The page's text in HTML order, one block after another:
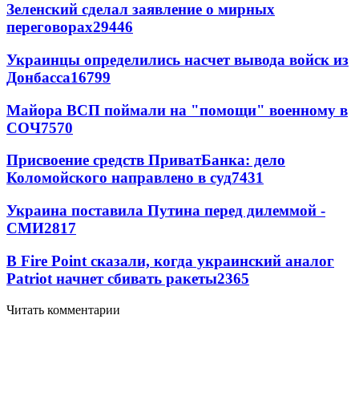
Зеленский сделал заявление о мирных
переговорах29446
Украинцы определились насчет вывода войск из
Донбасса16799
Майора ВСП поймали на "помощи" военному в
СОЧ7570
Присвоение средств ПриватБанка: дело
Коломойского направлено в суд7431
Украина поставила Путина перед дилеммой -
СМИ2817
В Fire Point сказали, когда украинский аналог
Patriot начнет сбивать ракеты2365
Читать комментарии